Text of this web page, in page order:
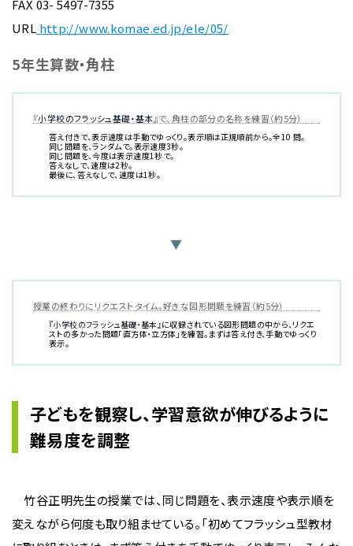
FAX 03- 5497-7355
URL http://www.komae.ed.jp/ele/05/
5年生算数・角柱
『小学校のフラッシュ基礎・基本』で、角柱の部分の名称を練習（約5分）
答え付きで、表示速度は手動でゆっくり。表示順は正規順前から。全10 問。
同じ問題を、ランダムで。表示速度3秒。
同じ問題を、今度は表示速度1秒で。
答えなしで、速度は2秒。
最後に、答えなしで、速度は1秒。
▼
授業の終わりにリクエストタイム。好きな図形問題を練習（約5分）
『小学校のフラッシュ基礎・基本 』に収録されている図形問題の中から、リクエ
ストの多かった問題「直方体・立方体」を練習。まずは答え付き、手動でゆっくり
表示。
子どもを観察し、学習意欲が伸びるように
難易度を調整
竹谷正明先生の授業では、同じ問題を、表示速度や表示順を
変えながら何度も取り組ませている。「初めてフラッシュ型教材